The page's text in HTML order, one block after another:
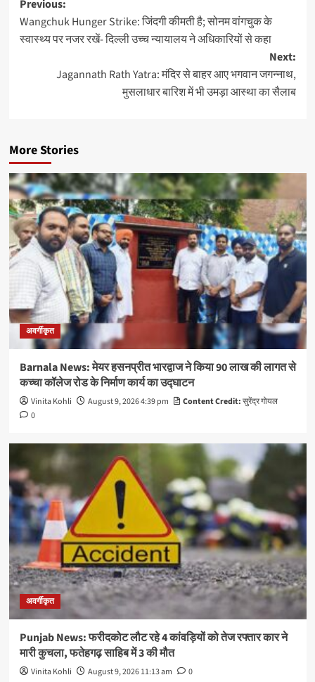
Post
navigation
Previous:
Wangchuk Hunger Strike: जिंदगी कीमती है; सोनम वांगचुक के
स्वास्थ्य पर नजर रखें- दिल्ली उच्च न्यायालय ने अधिकारियों से कहा
Next:
Jagannath Rath Yatra: मंदिर से बाहर आए भगवान जगन्नाथ,
मुसलाधार बारिश में भी उमड़ा आस्था का सैलाब
More Stories
अवर्गीकृत
Barnala News: मेयर हसनप्रीत भारद्वाज ने किया 90 लाख की लागत से
कच्चा कॉलेज रोड के निर्माण कार्य का उद्घाटन
Vinita Kohli August 9, 2026 4:39 pm Content Credit:सुरेंद्र गोयल
0
अवर्गीकृत
Punjab News: फरीदकोट लौट रहे 4 कांवड़ियों को तेज रफ्तार कार ने
मारी कुचला, फतेहगढ़ साहिब में 3 की मौत
Vinita Kohli August 9, 2026 11:13 am 0